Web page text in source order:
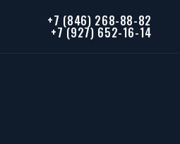
+7 (846) 268-88-82
+7 (927) 652-16-14